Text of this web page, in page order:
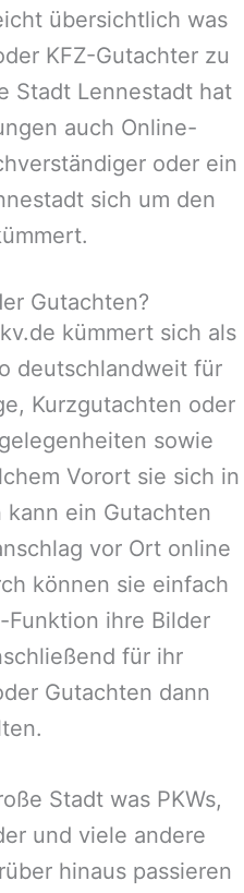
übersichtlich was
KFZ-Gutachter zu
Stadt Lennestadthat
auch Online-
oder ein
sich um den
Gutachten?
kümmert sich als
deutschlandweit für
Kurzgutachten oder
sowie
Vorort sie sich in
kann ein Gutachten
vor Ort online
können sie einfach
Funktion ihre Bilder
für ihr
Gutachten dann
Stadt was PKWs,
und viele andere
hinaus passieren